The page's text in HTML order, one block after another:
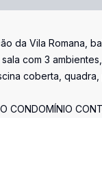
da Vila Romana,
com 3
coberta,
CONDOMÍNIO